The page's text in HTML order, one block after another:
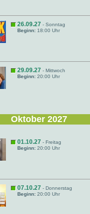
26.09.27 - Sonntag
Beginn: 18:00 Uhr
29.09.27 - Mittwoch
Beginn: 20:00 Uhr
Oktober 2027
01.10.27 - Freitag
Beginn: 20:00 Uhr
07.10.27 - Donnerstag
Beginn: 20:00 Uhr